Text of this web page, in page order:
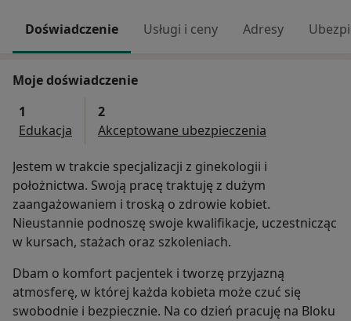
Doświadczenie Usługi i ceny Adresy
Moje doświadczenie
1
Edukacja
2
Akceptowane ubezpieczenia
Jestem w trakcie specjalizacji z ginekologii i
położnictwa. Swoją pracę traktuję z dużym
zaangażowaniem i troską o zdrowie kobiet.
Nieustannie podnoszę swoje kwalifikacje, uczestnicząc
w kursach, stażach oraz szkoleniach.
Dbam o komfort pacjentek i tworzę przyjazną
atmosferę, w której każda kobieta może czuć się
swobodnie i bezpiecznie. Na co dzień pracuję na Bloku